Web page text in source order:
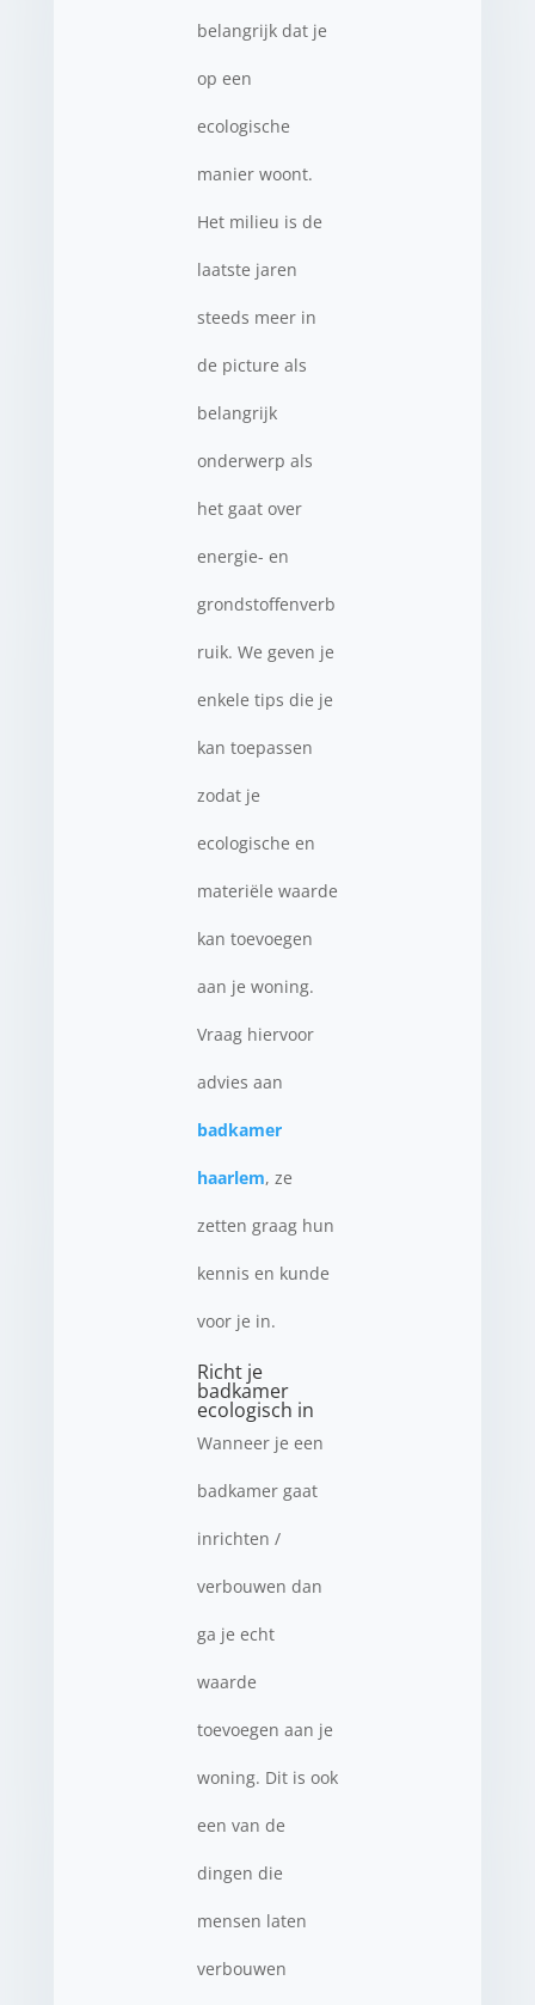
belangrijk dat je
op een
ecologische
manier woont.
Het milieu is de
laatste jaren
steeds meer in
de picture als
belangrijk
onderwerp als
het gaat over
energie- en
grondstoffenverb
ruik. We geven je
enkele tips die je
kan toepassen
zodat je
ecologische en
materiële waarde
kan toevoegen
aan je woning.
Vraag hiervoor
advies aan
badkamer
haarlem, ze
zetten graag hun
kennis en kunde
voor je in.
Richt je
badkamer
ecologisch in
Wanneer je een
badkamer gaat
inrichten /
verbouwen dan
ga je echt
waarde
toevoegen aan je
woning. Dit is ook
een van de
dingen die
mensen laten
verbouwen